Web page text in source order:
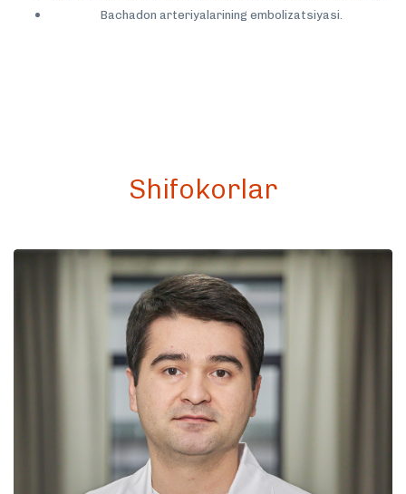
Bachadon arteriyalarining embolizatsiyasi.
Shifokorlar